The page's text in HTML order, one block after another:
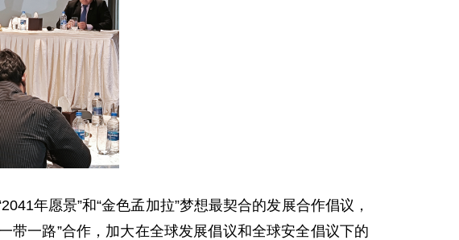
年愿景”和“金色孟加拉”梦想最契合的发展合作倡议，
带一路”合作，加大在全球发展倡议和全球安全倡议下的